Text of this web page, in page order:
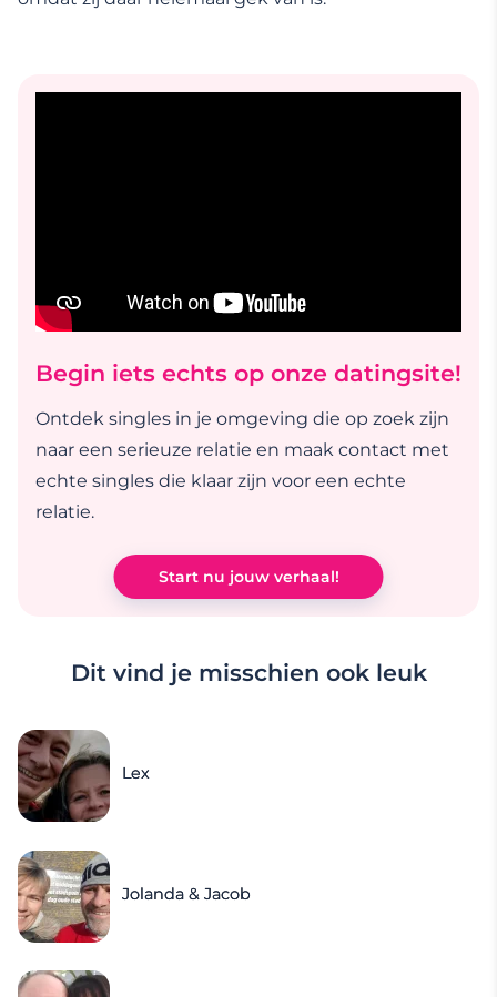
Begin iets echts op onze datingsite!
Ontdek singles in je omgeving die op zoek zijn
naar een serieuze relatie en maak contact met
echte singles die klaar zijn voor een echte
relatie.
Start nu jouw verhaal!
Dit vind je misschien ook leuk
Lex
Jolanda & Jacob